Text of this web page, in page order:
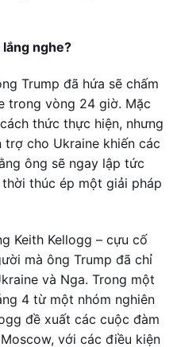
nghe?
Trump đã hứa sẽ chấm
trong vòng 24 giờ. Mặc
thức thực hiện, nhưng
cho Ukraine khiến các
ông sẽ ngay lập tức
thúc ép một giải pháp
Keith Kellogg – cựu cố
mà ông Trump đã chỉ
và Nga. Trong một
4 từ một nhóm nghiên
đề xuất các cuộc đàm
với các điều kiện